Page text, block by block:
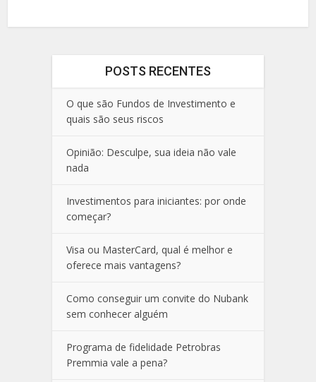
POSTS RECENTES
O que são Fundos de Investimento e
quais são seus riscos
Opinião: Desculpe, sua ideia não vale
nada
Investimentos para iniciantes: por onde
começar?
Visa ou MasterCard, qual é melhor e
oferece mais vantagens?
Como conseguir um convite do Nubank
sem conhecer alguém
Programa de fidelidade Petrobras
Premmia vale a pena?